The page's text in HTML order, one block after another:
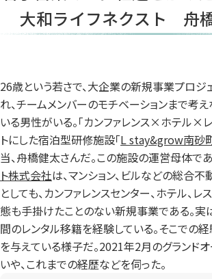
大和ライフネクスト 舟
26歳という若さで、大企業の新規事業プロジ
れ、チームメンバーのモチベーションまで考
いる男性がいる。「カンファレンス×ホテル×
トにした宿泊型研修施設「L stay&grow南砂
当、舟橋健太さんだ。この施設の運営母体で
ト株式会社は、マンション、ビルなどの総合
としても、カンファレンスセンター、ホテル、
態も手掛けたことのない新規事業である。実
間のレンタル移籍を経験している。そこでの
を与えている様子だ。2021年2月のグランド
いや、これまでの経歴などを伺った。